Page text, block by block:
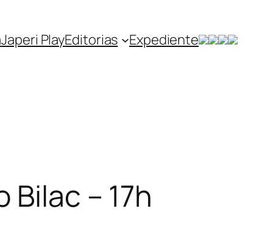
Japeri PlayEditorias Expediente
– 17h